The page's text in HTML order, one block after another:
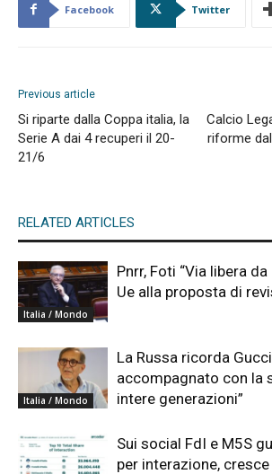
Facebook Twitter
Previous article
Si riparte dalla Coppa italia, la
Serie A dai 4 recuperi il 20-
21/6
Calcio
riforme
RELATED ARTICLES
Italia / Mondo
Pnrr, Foti “Via libera
Ue alla proposta di
Italia / Mondo
La Russa ricorda
accompagnato con la
intere generazioni”
Sui social FdI e M5S
per interazione,